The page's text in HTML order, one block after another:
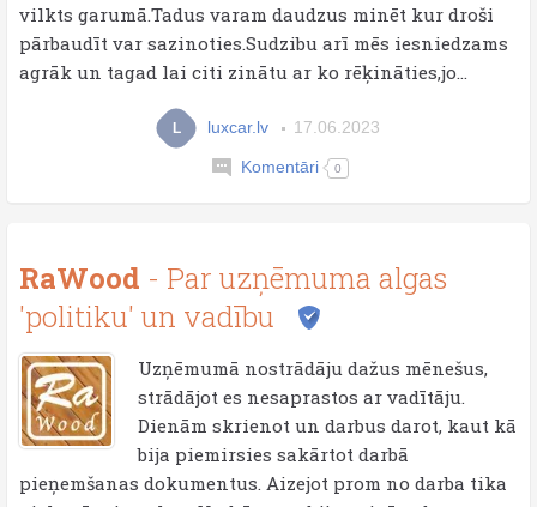
vilkts garumā.Tadus varam daudzus minēt kur droši
pārbaudīt var sazinoties.Sudzibu arī mēs iesniedzams
agrāk un tagad lai citi zinātu ar ko rēķināties,jo...
L luxcar.lv 17.06.2023
Komentāri 0
RaWood - Par uzņēmuma algas
'politiku' un vadību
Uzņēmumā nostrādāju dažus mēnešus,
strādājot es nesaprastos ar vadītāju.
Dienām skrienot un darbus darot, kaut kā
bija piemirsies sakārtot darbā
pieņemšanas dokumentus. Aizejot prom no darba tika